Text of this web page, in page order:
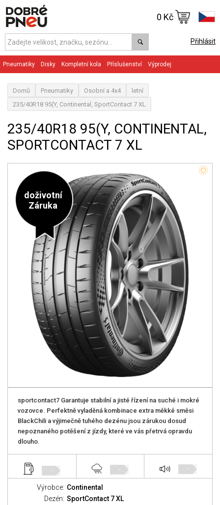
Přihlásit
0 Kč
Pneumatiky Disky Kompletní kola Příslušenství Výprodej
Domů Pneumatiky Osobní a 4x4
letní
235/40R18 95(Y, Continental, SportContact 7 XL
235/40R18 95(Y, CONTINENTAL,
SPORTCONTACT 7 XL
doživotní
Záruka
sportcontact7 Garantuje stabilní a jisté řízení na suché i mokré
vozovce. Perfektně vyladěná kombinace extra měkké směsi
BlackChili a výjimečně tuhého dezénu jsou zárukou dosud
nepoznaného potěšení z jízdy, které ve vás přetrvá opravdu
dlouho.
- - -
Výrobce: Continental
Dezén: SportContact 7 XL